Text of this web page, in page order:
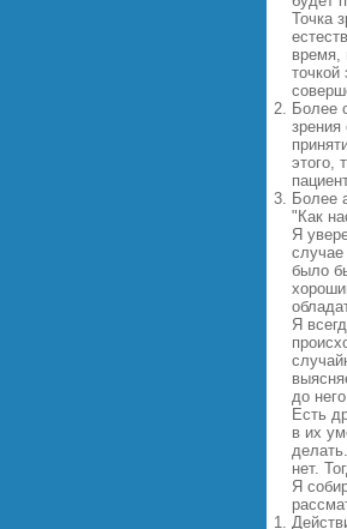
Точка
время,
точкой
Более
этого,
Более
"Как
Я
было
Я
до
Есть
в их
нет.
Я